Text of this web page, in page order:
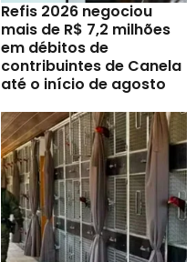
Refis 2026 negociou
mais de R$ 7,2 milhões
em débitos de
contribuintes de Canela
até o início de agosto